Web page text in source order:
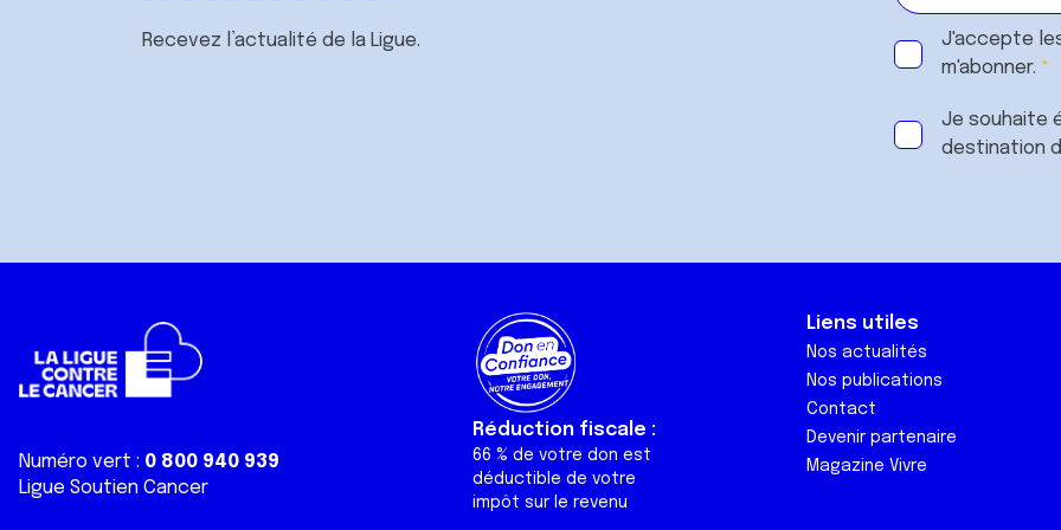
Recevez l’actualité de la Ligue. J'accepte
m'abonner.
Je souhaite
destination
Numéro vert : 0 800 940 939
Ligue Soutien Cancer
Réduction fiscale :
66 % de votre don est
déductible de votre
impôt sur le revenu
Liens utiles
Nos actualités
Nos publications
Contact
Devenir partenaire
Magazine Vivre